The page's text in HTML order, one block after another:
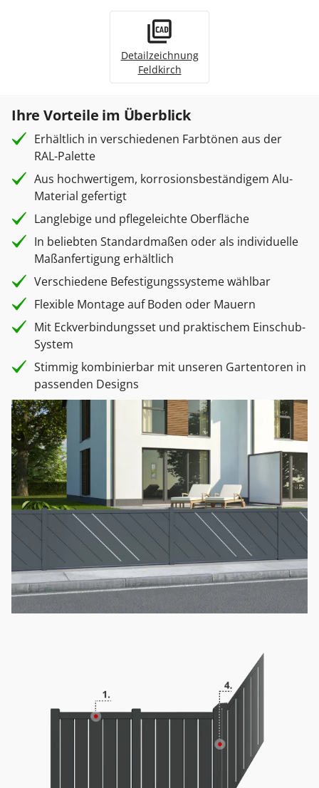
Detailzeichnung
Feldkirch
Ihre Vorteile im Überblick
Erhältlich in verschiedenen Farbtönen aus der
RAL-Palette
Aus hochwertigem, korrosionsbeständigem Alu-
Material gefertigt
Langlebige und pflegeleichte Oberfläche
In beliebten Standardmaßen oder als individuelle
Maßanfertigung erhältlich
Verschiedene Befestigungssysteme wählbar
Flexible Montage auf Boden oder Mauern
Mit Eckverbindungsset und praktischem Einschub-
System
Stimmig kombinierbar mit unseren Gartentoren in
passenden Designs